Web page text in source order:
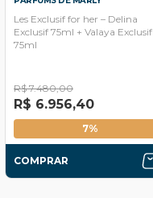
Les Exclusif for her – Delina
Exclusif 75ml + Valaya Exclusif
75ml
R$ 7.480,00
R$ 6.956,40
7%
COMPRAR